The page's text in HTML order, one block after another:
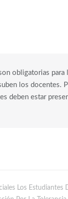
obligatorias
los docentes.
deben estar
Los Estudiantes